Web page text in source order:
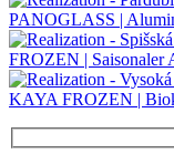
PANOGLASS |
FROZEN | Saisonaler
KAYA FROZEN |